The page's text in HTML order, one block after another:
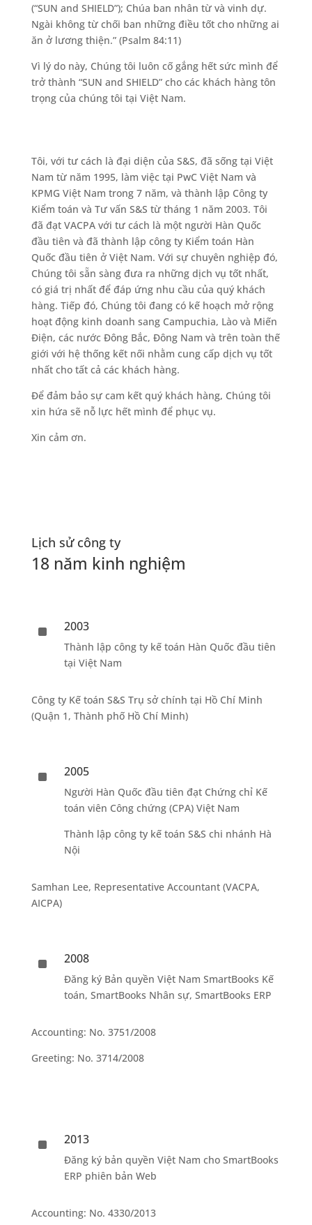
(“SUN and SHIELD”); Chúa ban nhân từ và vinh dự.
Ngài không từ chối ban những điều tốt cho những ai
ăn ở lương thiện.” (Psalm 84:11)
Vì lý do này, Chúng tôi luôn cố gắng hết sức mình để
trở thành “SUN and SHIELD” cho các khách hàng tôn
trọng của chúng tôi tại Việt Nam.
Tôi, với tư cách là đại diện của S&S, đã sống tại Việt
Nam từ năm 1995, làm việc tại PwC Việt Nam và
KPMG Việt Nam trong 7 năm, và thành lập Công ty
Kiểm toán và Tư vấn S&S từ tháng 1 năm 2003. Tôi
đã đạt VACPA với tư cách là một người Hàn Quốc
đầu tiên và đã thành lập công ty Kiểm toán Hàn
Quốc đầu tiên ở Việt Nam. Với sự chuyên nghiệp đó,
Chúng tôi sẵn sàng đưa ra những dịch vụ tốt nhất,
có giá trị nhất để đáp ứng nhu cầu của quý khách
hàng. Tiếp đó, Chúng tôi đang có kế hoạch mở rộng
hoạt động kinh doanh sang Campuchia, Lào và Miến
Điện, các nước Đông Bắc, Đông Nam và trên toàn thế
giới với hệ thống kết nối nhằm cung cấp dịch vụ tốt
nhất cho tất cả các khách hàng.
Để đảm bảo sự cam kết quý khách hàng, Chúng tôi
xin hứa sẽ nỗ lực hết mình để phục vụ.
Xin cảm ơn.
Lịch sử công ty
18 năm kinh nghiệm
^ 2003
Thành lập công ty kế toán Hàn Quốc đầu tiên
tại Việt Nam
Công ty Kế toán S&S Trụ sở chính tại Hồ Chí Minh
(Quận 1, Thành phố Hồ Chí Minh)
^ 2005
Người Hàn Quốc đầu tiên đạt Chứng chỉ Kế
toán viên Công chứng (CPA) Việt Nam
Thành lập công ty kế toán S&S chi nhánh Hà
Nội
Samhan Lee, Representative Accountant (VACPA,
AICPA)
^ 2008
Đăng ký Bản quyền Việt Nam SmartBooks Kế
toán, SmartBooks Nhân sự, SmartBooks ERP
Accounting: No. 3751/2008
Greeting: No. 3714/2008
^ 2013
Đăng ký bản quyền Việt Nam cho SmartBooks
ERP phiên bản Web
Accounting: No. 4330/2013